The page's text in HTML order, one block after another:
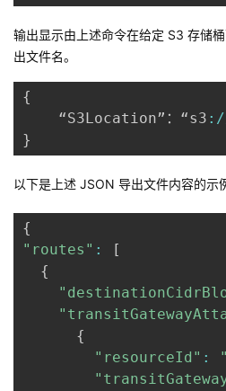
输出显示由上述命令在给定 S3 存储
出文件名。
{
    “S3Loc​​ation”：“s3
: /
}
以下是上述 JSON 导出文件内容的示
{
"routes" :
[
{
{
"resourceId" :